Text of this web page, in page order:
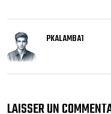
PKALAMBA1
LAISSER UN